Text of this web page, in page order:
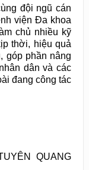
đội ngũ cán
viện Đa khoa
chủ nhiều kỹ
thời, hiệu quả
góp phần nâng
dân và các
đang công tác
QUANG